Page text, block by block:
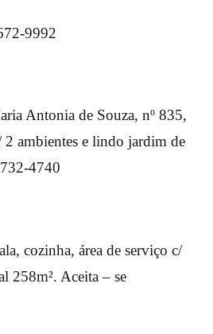
9992
Antonia de Souza, nº 835,
2 ambientes e lindo jardim de
4740
cozinha, área de serviço c/
258m². Aceita – se